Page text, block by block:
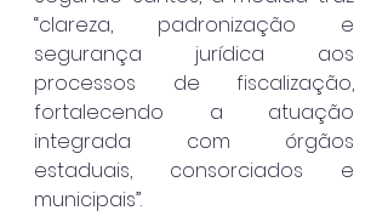
“clareza, padronização e
segurança jurídica aos
processos de fiscalização,
fortalecendo a atuação
integrada com órgãos
estaduais, consorciados e
municipais”.